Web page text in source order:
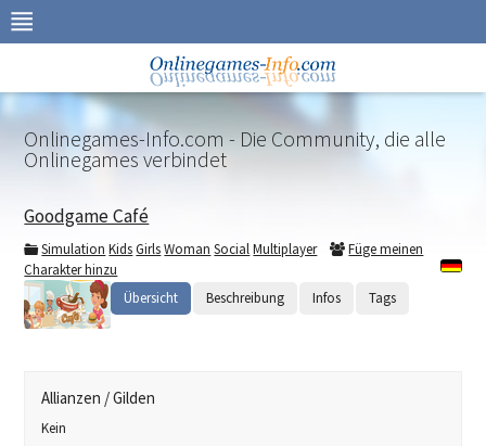
Zur
Navigation
Inhalt
Onlinegames-Info.com - Die Community, die alle
Onlinegames verbindet
Goodgame Café
Simulation KidsGirlsWoman SocialMultiplayer
Füge meinen
Charakter hinzu
Übersicht
Beschreibung Infos Tags
Allianzen / Gilden
Kein